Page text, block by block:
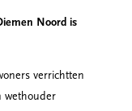
Noord is
verrichtten
wethouder